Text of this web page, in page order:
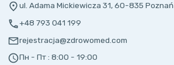
ul. Adama Mickiewicza 31, 60-835 Poznań
+48 793 041 199
rejestracja@zdrowomed.com
Пн - Пт : 8:00 - 19:00